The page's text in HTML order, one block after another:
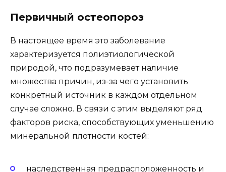
Первичный остеопороз
В настоящее время это заболевание
характеризуется полиэтиологической
природой, что подразумевает наличие
множества причин, из-за чего установить
конкретный источник в каждом отдельном
случае сложно. В связи с этим выделяют ряд
факторов риска, способствующих уменьшению
минеральной плотности костей:
наследственная предрасположенность и